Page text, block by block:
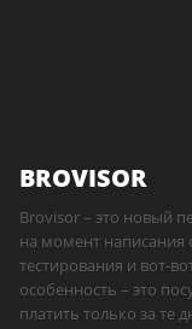
BROVISOR
Brovisor – это новый
на момент написания
тестирования и вот-
особенность – это
платить только за те